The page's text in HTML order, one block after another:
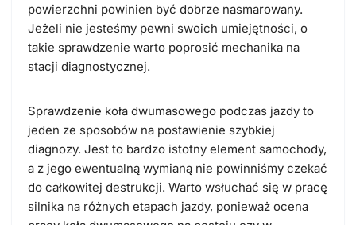
powierzchni powinien być dobrze nasmarowany.
Jeżeli nie jesteśmy pewni swoich umiejętności, o
takie sprawdzenie warto poprosić mechanika na
stacji diagnostycznej.
Sprawdzenie koła dwumasowego podczas jazdy to
jeden ze sposobów na postawienie szybkiej
diagnozy. Jest to bardzo istotny element samochody,
a z jego ewentualną wymianą nie powinniśmy czekać
do całkowitej destrukcji. Warto wsłuchać się w pracę
silnika na różnych etapach jazdy, ponieważ ocena